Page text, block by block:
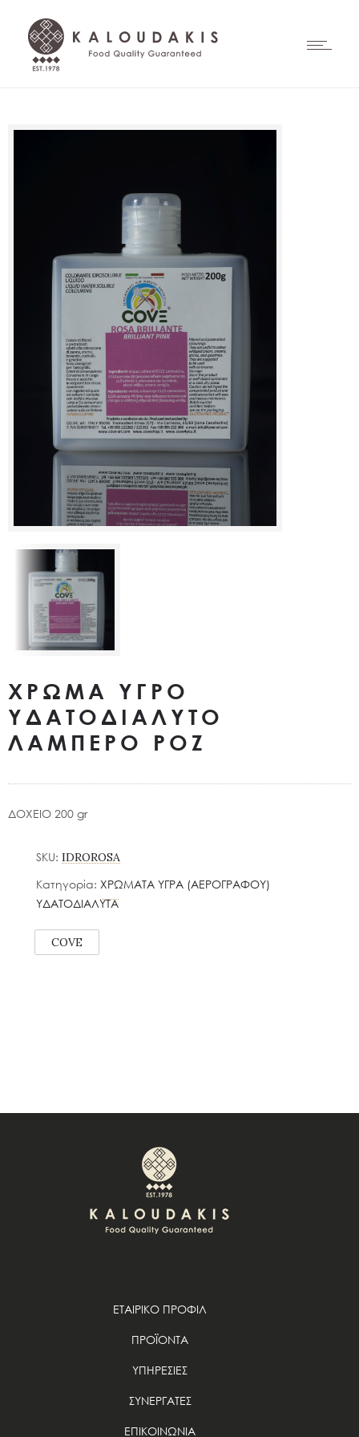
ΧΡΩΜΑ ΥΓΡΟ
ΥΔΑΤΟΔΙΑΛΥΤΟ
ΛΑΜΠΕΡΟ ΡΟΖ
ΔΟΧΕΙΟ 200 gr
SKU: IDROROSA
Κατηγορία: ΧΡΩΜΑΤΑ ΥΓΡΑ (ΑΕΡΟΓΡΑΦΟΥ)
ΥΔΑΤΟΔΙΑΛΥΤΑ
COVE
ΕΤΑΙΡΙΚΟ ΠΡΟΦΙΛ
ΠΡΟΪΟΝΤΑ
ΥΠΗΡΕΣΙΕΣ
ΣΥΝΕΡΓΑΤΕΣ
ΕΠΙΚΟΙΝΩΝΙΑ